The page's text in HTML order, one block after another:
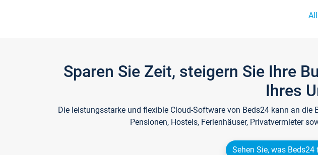
Sparen Sie Zeit, steigern Sie Ihre
Ihres
Die leistungsstarke und flexible Cloud-Software von Beds24 kann an
Pensionen, Hostels, Ferienhäuser, Privatvermieter
Sehen Sie, was